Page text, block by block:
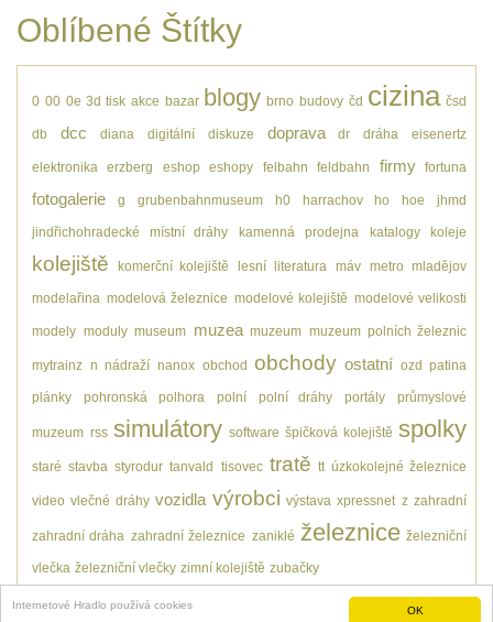
OK
Internetové Hradlo používá cookies
Oblíbené Štítky
0 00 0e 3d tisk akce bazar blogy brno budovy čd cizina čsd
db dcc diana digitální diskuze doprava dr dráha eisenertz
elektronika erzberg eshop eshopy felbahn feldbahn firmy fortuna
fotogalerie g grubenbahnmuseum h0 harrachov ho hoe jhmd
jindřichohradecké místní dráhy kamenná prodejna katalogy koleje
kolejiště komerční kolejiště lesní literatura máv metro mladějov
modelařina modelová železnice modelové kolejiště modelové velikosti
modely moduly museum muzea muzeum muzeum polních železnic
mytrainz n nádraží nanox obchod obchody ostatní ozd patina
plánky pohronská polhora polní polní dráhy portály průmyslové
muzeum rss simulátory software špičková kolejiště spolky
staré stavba styrodur tanvald tisovec tratě tt úzkokolejné železnice
video vlečné dráhy vozidla výrobci výstava xpressnet z zahradní
zahradní dráha zahradní železnice zaniklé železnice železniční
vlečka železniční vlečky zimní kolejiště zubačky